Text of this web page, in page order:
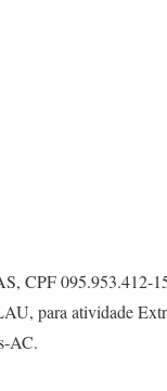
095.953.412-
para atividade
AC.